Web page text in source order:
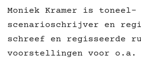
Moniek Kramer is toneel-
scenarioschrijver en
schreef en regisseerde
voorstellingen voor o.a.